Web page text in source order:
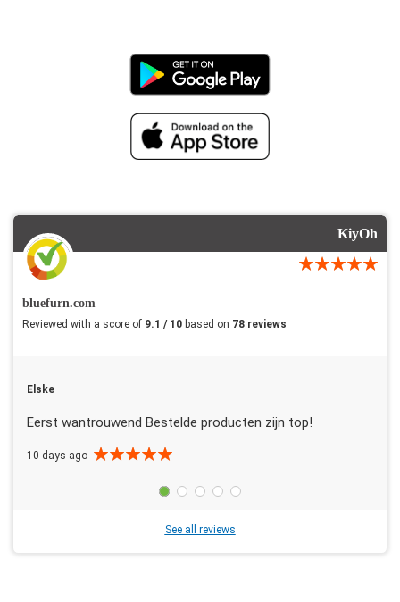
KiyOh
bluefurn.com
Reviewed with a score of 9.1 / 10 based on 78 reviews
Elske
Eerst wantrouwend Bestelde producten zijn top!
10 days ago
See all reviews